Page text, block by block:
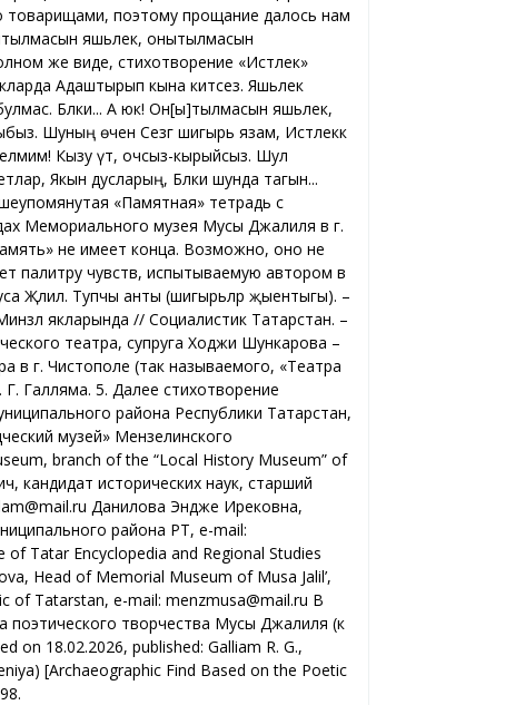
товарищами, поэтому прощание далось нам
яшьлек, онытылмасын
же виде, стихотворение «Истәлек»
Адаштырып кына китәсез. Яшьлек
булмас. Бәлки... А юк! Он[ы]тылмасын яшьлек,
Шуның өчен Сезгә шигырь язам, Истәлеккә
Кызу үтә, очсыз-кырыйсыз. Шул
Якын дусларың, Бәлки шунда тагын...
«Памятная» тетрадь с
Мемориального музея Мусы Джалиля в г.
не имеет конца. Возможно, оно не
палитру чувств, испытываемую автором в
Җәлил. Тупчы анты (шигырьләр җыентыгы). –
якларында // Социалистик Татарстан. –
театра, супруга Ходжи Шункарова –
в г. Чистополе (так называемого, «Театра
Галляма. 5. Далее стихотворение
района Республики Татарстан,
музей» Мензелинского
branch of the “Local History Museum” of
кандидат исторических наук, старший
Данилова Эндже Ирековна,
района РТ, е-mail:
Tatar Encyclopedia and Regional Studies
Head of Memorial Museum of Musa Jalil’,
of Tatarstan, e-mail: menzmusa@mail.ru В
поэтического творчества Мусы Джалиля (к
18.02.2026, published: Galliam R. G.,
[Archaeographic Find Based on the Poetic